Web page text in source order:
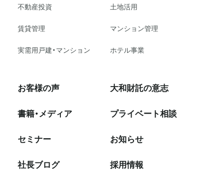
不動産投資
⼟地活⽤
賃貸管理
マンション管理
実需用戸建・マンション
ホテル事業
お客様の声
書籍・メディア
セミナー
社⻑ブログ
大和財託の意志
プライベート相談
お知らせ
採⽤情報